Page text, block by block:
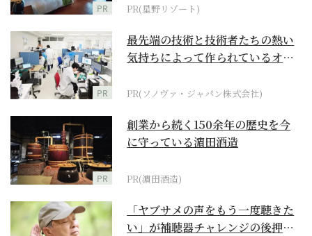
PR PR(星野リゾート)
PR
最先端の技術と技術者たちの熱い
気持ちによって作られているオー
PR(ソノヴァ・ジャパン株式会社)
PR
創業から続く150余年の歴史を今
に守っている濵田酒造
PR(濵田酒造)
「ヤブサメの声をもう一度聴きた
い」が補聴器チャレンジの後押し